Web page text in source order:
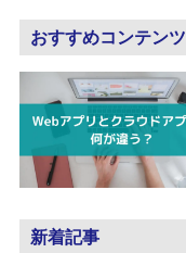
おすすめコンテンツ
新着記事